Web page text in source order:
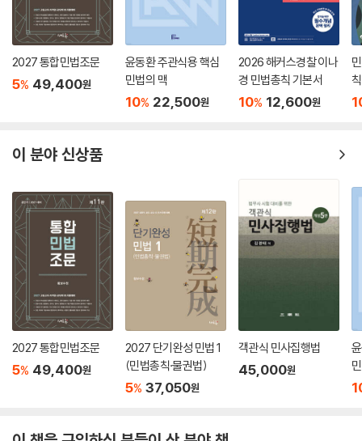
제4절 소멸시효
1. 서설
2. 소멸시효의 요건
3. 소멸시효의 중단과 정지
2027 통합민법조문
5% 49,400원
윤동환 주관식용 핵심
민법의 맥
10% 22,500원
2026 해커스경찰 이나
경 민법총칙 기본서
10% 12,600원
이 분야 신상품
2027 통합민법조문
5% 49,400원
2027 단기완성 민법 1
(민법총칙·물권법)
5% 37,050원
객관식 민사집행법
45,000원